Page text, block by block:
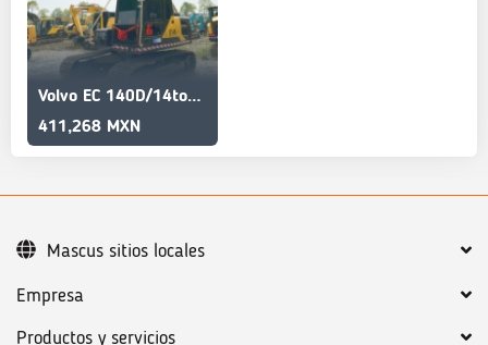
Volvo EC 140D/14tons/Quality assured/90%new/Reliable
411,268 MXN
Empresa
Productos y servicios
Mascus sitios locales